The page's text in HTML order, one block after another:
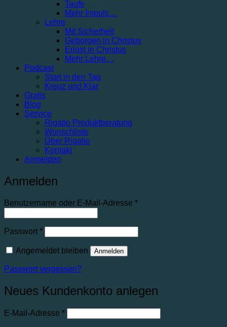
Taufe
Mehr Impuls…
Lehre
Mit Sicherheit
Geborgen in Christus
Erlöst in Christus
Mehr Lehre…
Podcast
Start in den Tag
Kreuz und Klar
Gratis
Blog
Service
Rigatio Produktberatung
Wunschliste
Über Rigatio
Kontakt
Anmelden
Anmelden
Benutzername oder E-Mail-Adresse *
Passwort *
Angemeldet bleiben Anmelden
Passwort vergessen?
Neues Kundenkonto anlegen
E-Mail-Adresse *